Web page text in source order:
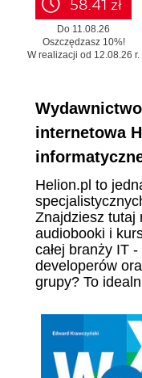
58.41 zł
Do 11.08.26
Oszczędzasz 10%!
W realizacji od 12.08.26 r.
internetowa
Helion.pl to
Znajdziesz tutaj
audiobooki i
całej branży IT
developerów
grupy? To